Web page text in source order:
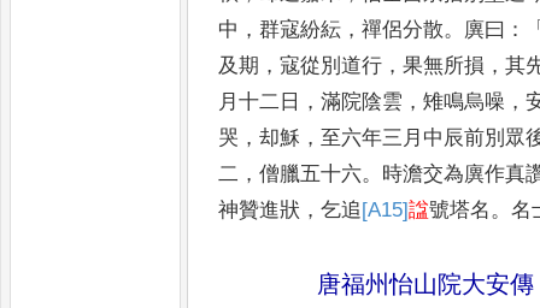
中 ，群寇紛紜 ，禪侶分散。 廙曰 ：
及期 ，寇從別道行 ，果無所損 ，其
月十二 日 ，滿院陰雲 ，雉鳴烏噪 ，
哭 ，却穌 ， 至六年三月中辰前別眾
二 ，僧臘五十六。 時澹交為廙作真
神贊進狀 ，乞追 [A15]諡號塔名。名
唐福州怡山院大安傳